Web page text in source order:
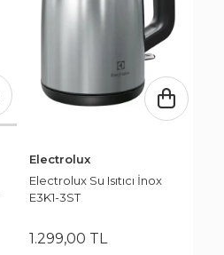
Electrolux
Electrolux Su Isıtıcı İnox
E3K1-3ST
1.299,00 TL